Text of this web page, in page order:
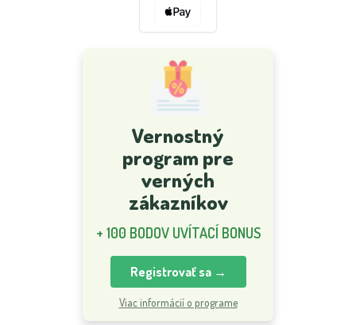
Vernostný
program pre
verných
zákazníkov
+ 100 BODOV UVÍTACÍ BONUS
Registrovať sa →
Viac informácií o programe